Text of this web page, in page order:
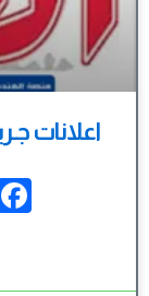
اعلانات جـريدة